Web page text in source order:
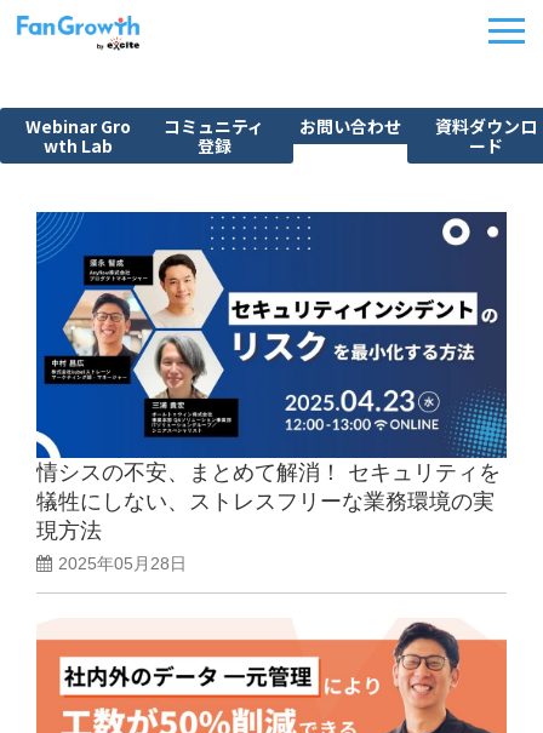
Webinar Gro
wth Lab
コミュニティ
登録
お問い合わせ
資料ダウンロ
ード
ウェビナーBPO
施策別活用シーン
料金・プラン
導入事例
FanGrowth Studio
情シスの不安、まとめて解消！ セキュリティを
犠牲にしない、ストレスフリーな業務環境の実
現方法
2025年05月28日